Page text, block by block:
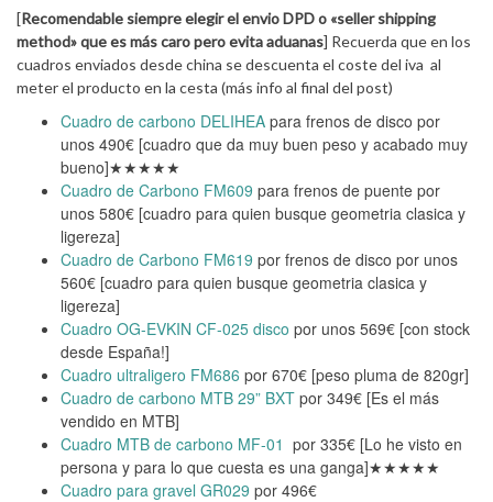
[Recomendable siempre elegir el envio DPD o «seller shipping
method» que es más caro pero evita aduanas] Recuerda que en los
cuadros enviados desde china se descuenta el coste del iva al
meter el producto en la cesta (más info al final del post)
Cuadro de carbono DELIHEA para frenos de disco por
unos 490€ [cuadro que da muy buen peso y acabado muy
bueno]★★★★★
Cuadro de Carbono FM609 para frenos de puente por
unos 580€ [cuadro para quien busque geometria clasica y
ligereza]
Cuadro de Carbono FM619 por frenos de disco por unos
560€ [cuadro para quien busque geometria clasica y
ligereza]
Cuadro OG-EVKIN CF-025 disco por unos 569€ [con stock
desde España!]
Cuadro ultraligero FM686 por 670€ [peso pluma de 820gr]
Cuadro de carbono MTB 29” BXT por 349€ [Es el más
vendido en MTB]
Cuadro MTB de carbono MF-01 por 335€ [Lo he visto en
persona y para lo que cuesta es una ganga]★★★★★
Cuadro para gravel GR029 por 496€